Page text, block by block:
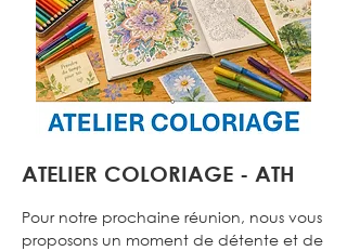
ATELIER COLORIAGE - ATH
Pour notre prochaine réunion, nous vous
proposons un moment de détente et de